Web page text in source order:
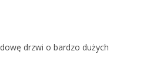
drzwi o bardzo dużych